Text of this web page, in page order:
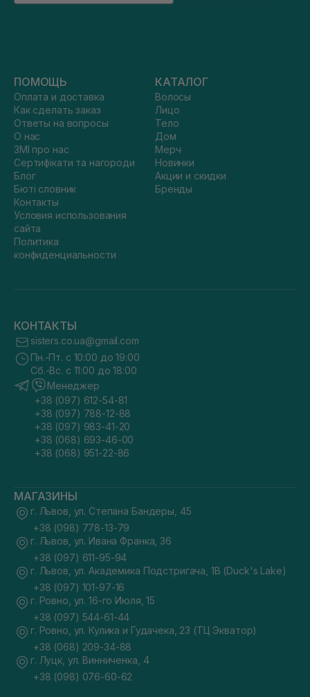
ПОМОЩЬ
Оплата и доставка
Как сделать заказ
Ответы на вопросы
О нас
ЗМІ про нас
Сертифікати та нагороди
Блог
Бюті словник
Контакты
Условия использования
сайта
Политика
конфиденциальности
КАТАЛОГ
Волосы
Лицо
Тело
Дом
Мерч
Новинки
Акции и скидки
Бренды
КОНТАКТЫ
sisters.co.ua@gmail.com
Пн.-Пт. с 10:00 до 19:00
Сб.-Вс. с 11:00 до 18:00
Менеджер
+38 (097) 612-54-81
+38 (097) 788-12-88
+38 (097) 983-41-20
+38 (068) 693-46-00
+38 (068) 951-22-86
МАГАЗИНЫ
г. Львов, ул. Степана Бандеры, 45
+38 (098) 778-13-79
г. Львов, ул. Ивана Франка, 36
+38 (097) 611-95-94
г. Львов, ул. Академика Подстригача, 1В (Duck's Lake)
+38 (097) 101-97-16
г. Ровно, ул. 16-го Июля, 15
+38 (097) 544-61-44
г. Ровно, ул. Кулика и Гудачека, 23 (ТЦ Экватор)
+38 (068) 209-34-88
г. Луцк, ул. Винниченка, 4
+38 (098) 076-60-62